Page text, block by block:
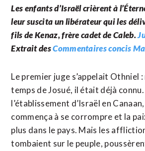
Les enfants d’Israël crièrent à
leur suscita un libérateur qui les
fils de Kenaz, frère cadet de Caleb.
Extrait desCommentaires concis
Le premier juge s’appelait Othniel :
temps de Josué, il était déjà
l’établissement d’Israël en
commença à se corrompre et la
plus dans le pays. Mais les
tombaient sur le peuple,